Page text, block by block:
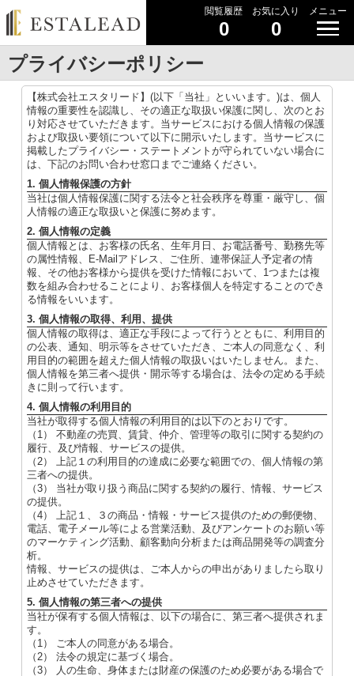
閲覧履歴
0
お気に入り
0
メニュー
プライバシーポリシー
【株式会社エスタリード】(以下「当社」といいます。)は、個人
情報の重要性を認識し、その適正な取扱い保護に関し、次のとお
り対応させていただきます。当サービスにおける個人情報の保護
および取扱い要領について以下に開示いたします。当サービスに
掲載したプライバシー・ステートメントが守られていない場合に
は、下記のお問い合わせ窓口までご連絡ください。
1. 個人情報保護の方針
当社は個人情報保護に関する法令と社会秩序を尊重・厳守し、個
人情報の適正な取扱いと保護に努めます。
2. 個人情報の定義
個人情報とは、お客様の氏名、生年月日、お電話番号、勤務先等
の属性情報、E-Mailアドレス、ご住所、連帯保証人予定者の情
報、その他お客様から提供を受けた情報において、1つまたは複
数を組み合わせることにより、お客様個人を特定することのでき
る情報をいいます。
3. 個人情報の取得、利用、提供
個人情報の取得は、適正な手段によって行うとともに、利用目的
の公表、通知、明示等をさせていただき、ご本人の同意なく、利
用目的の範囲を超えた個人情報の取扱いはいたしません。また、
個人情報を第三者へ提供・開示等する場合は、法令の定める手続
きに則って行います。
4. 個人情報の利用目的
当社が取得する個人情報の利用目的は以下のとおりです。
（1） 不動産の売買、賃貸、仲介、管理等の取引に関する契約の
履行、及び情報、サービスの提供。
（2） 上記１の利用目的の達成に必要な範囲での、個人情報の第
三者への提供。
（3） 当社が取り扱う商品に関する契約の履行、情報、サービス
の提供。
（4） 上記１、３の商品・情報・サービス提供のための郵便物、
電話、電子メール等による営業活動、及びアンケートのお願い等
のマーケティング活動、顧客動向分析または商品開発等の調査分
析。
情報、サービスの提供は、ご本人からの申出がありましたら取り
止めさせていただきます。
5. 個人情報の第三者への提供
当社が保有する個人情報は、以下の場合に、第三者へ提供されま
す。
（1） ご本人の同意がある場合。
（2） 法令の規定に基づく場合。
（3） 人の生命、身体または財産の保護のため必要がある場合で